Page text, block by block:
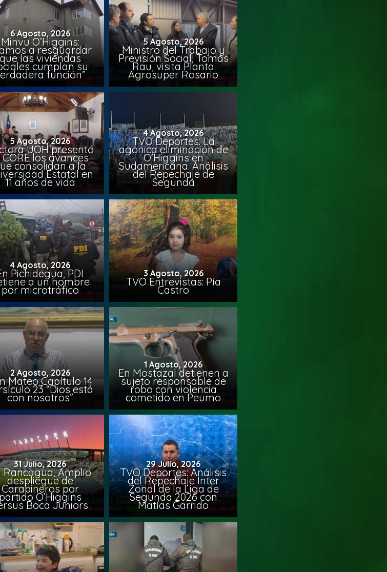
6 Agosto, 2026
Minvu O’Higgins:
a resguardar
que las viviendas
cumplan su
función”
5 Agosto, 2026
Ministro del Trabajo y
Previsión Social, Tomás
Rau, visita Planta
Agrosuper Rosario
5 Agosto, 2026
UOH presentó
los avances
consolidan a la
Estatal en
11 años de vida
4 Agosto, 2026
TVO Deportes: La
agónica eliminación de
O’Higgins en
Sudamericana. Análisis
del Repechaje de
Segunda
4 Agosto, 2026
Pichidegua, PDI
a un hombre
por microtráfico
3 Agosto, 2026
TVO Entrevistas: Pía
Castro
2 Agosto, 2026
Mateo Capítulo 14
23 “Dios está
con nosotros”
1 Agosto, 2026
En Mostazal detienen a
sujeto responsable de
robo con violencia
cometido en Peumo
31 Julio, 2026
Rancagua, Amplio
despliegue de
Carabineros por
partido O’Higgins
Boca Juniors
29 Julio, 2026
TVO Deportes: Análisis
del Repechaje Inter
Zonal de la Liga de
Segunda 2026 con
Matías Garrido